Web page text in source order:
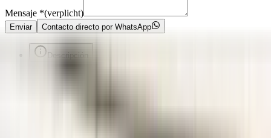
Mensaje *(verplicht)
Enviar Contacto directo por WhatsApp
Descripción